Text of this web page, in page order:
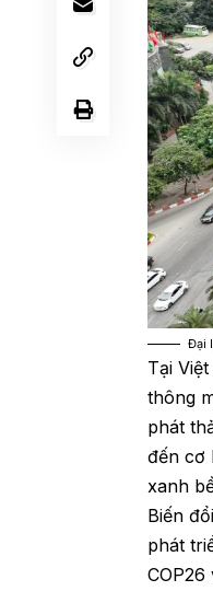
Đại
Tại
thông
phát
đến cơ
xanh
Biến
phát